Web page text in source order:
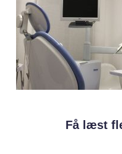
Få læst